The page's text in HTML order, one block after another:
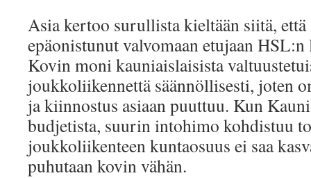
Asia kertoo surullista kieltään siitä,
epäonistunut valvomaan etujaan
Kovin moni kauniaislaisista
joukkoliikennettä säännöllisesti, joten
ja kiinnostus asiaan puuttuu. Kun
budjetista, suurin intohimo kohdistuu
joukkoliikenteen kuntaosuus ei saa
puhutaan kovin vähän.